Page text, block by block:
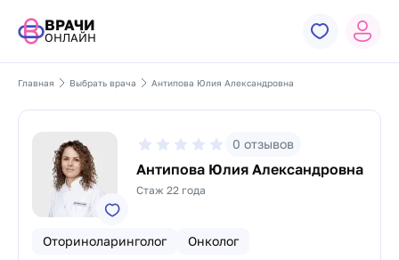
ВРАЧИ
ОНЛАЙН
Главная Выбрать врача Антипова Юлия Александровна
0 отзывов
Антипова Юлия Александровна
Стаж 22 года
Оториноларинголог Онколог